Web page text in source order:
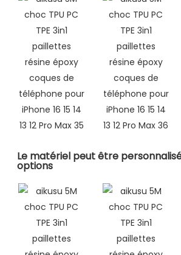
Le matériel peut être
options